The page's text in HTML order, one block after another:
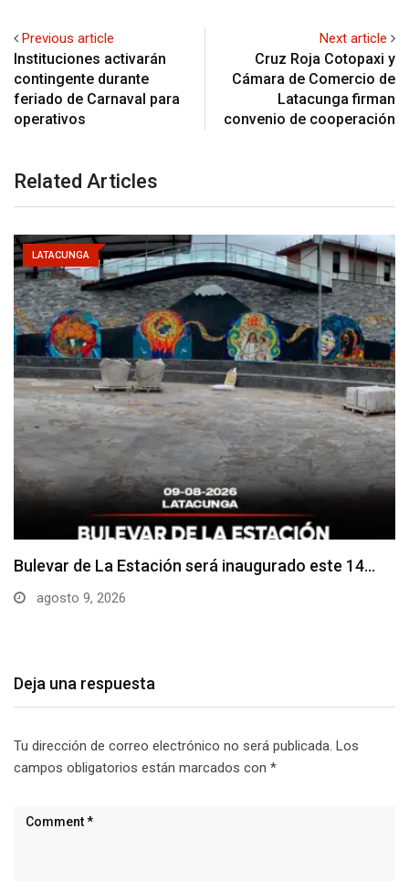
Previous article
Instituciones activarán
contingente durante
feriado de Carnaval para
operativos
Next article
Cruz Roja Cotopaxi y
Cámara de Comercio de
Latacunga firman
convenio de cooperación
Related Articles
LATACUNGA
Adoquines levantados generan preocupación en
dos vías de…
Deja una respuesta
Tu dirección de correo electrónico no será publicada. Los
campos obligatorios están marcados con *